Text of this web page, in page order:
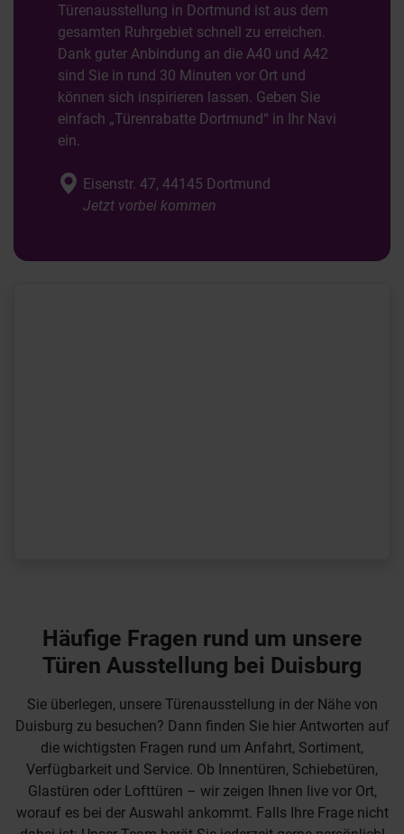
Türenausstellung in Dortmund ist aus dem
gesamten Ruhrgebiet schnell zu erreichen.
Dank guter Anbindung an die A40 und A42
sind Sie in rund 30 Minuten vor Ort und
können sich inspirieren lassen. Geben Sie
einfach „Türenrabatte Dortmund“ in Ihr Navi
ein.
Eisenstr. 47, 44145 Dortmund
Jetzt vorbei kommen
Häufige Fragen rund um unsere
Türen Ausstellung bei Duisburg
Sie überlegen, unsere Türenausstellung in der Nähe von
Duisburg zu besuchen? Dann finden Sie hier Antworten auf
die wichtigsten Fragen rund um Anfahrt, Sortiment,
Verfügbarkeit und Service. Ob Innentüren, Schiebetüren,
Glastüren oder Lofttüren – wir zeigen Ihnen live vor Ort,
worauf es bei der Auswahl ankommt. Falls Ihre Frage nicht